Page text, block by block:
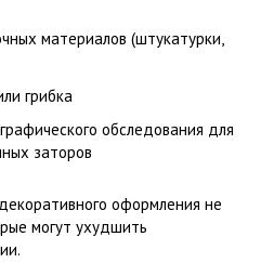
материалов (штукатурки,
грибка
обследования для
заторов
оформления не
могут ухудшить